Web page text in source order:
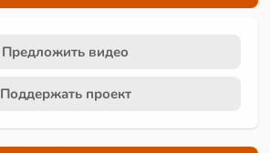
Предложить видео
Поддержать проект